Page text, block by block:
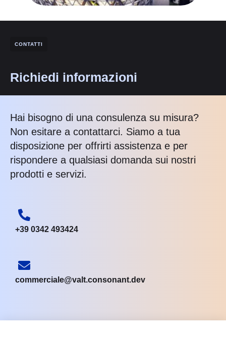
CONTATTI
Richiedi informazioni
Hai bisogno di una consulenza su misura?
Non esitare a contattarci. Siamo a tua
disposizione per offrirti assistenza e per
rispondere a qualsiasi domanda sui nostri
prodotti e servizi.
+39 0342 493424
commerciale@valt.consonant.dev